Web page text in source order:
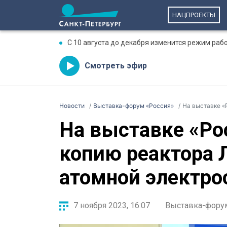
НАЦПРОЕКТЫ
С 10 августа до декабря изменится режим
Смотреть эфир
Новости Выставка-форум «Россия» На выставке
На выставке
копию реактора
атомной
7 ноября 2023, 16:07 Выставка-